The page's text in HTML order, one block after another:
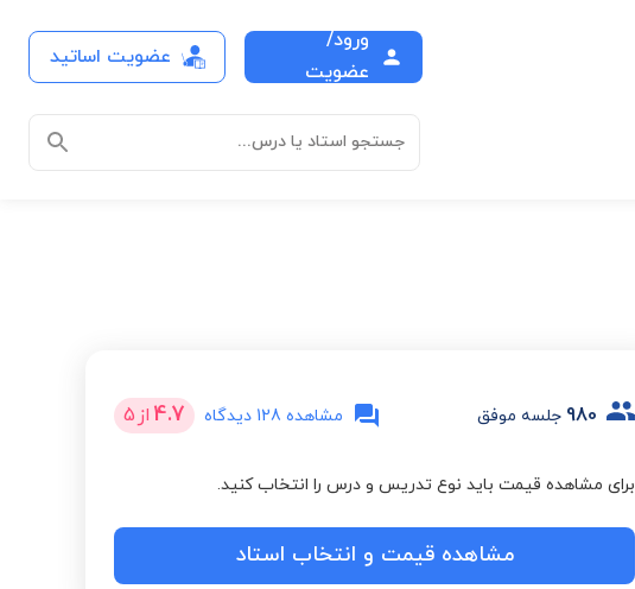
ورود/
عضویت
عضویت اساتید
جستجو استاد یا درس...
980 جلسه موفق مشاهده 128 دیدگاه 4.7 از 5
برای مشاهده قیمت باید نوع تدریس و درس را انتخاب کنید.
مشاهده قیمت و انتخاب استاد